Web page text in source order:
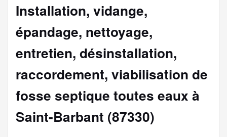
Installation, vidange,
épandage, nettoyage,
entretien, désinstallation,
raccordement, viabilisation de
fosse septique toutes eaux à
Saint-Barbant (87330)